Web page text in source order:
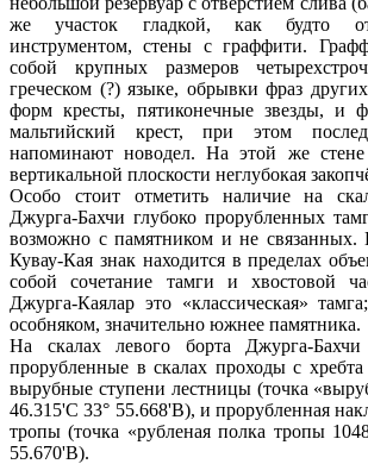
же участок гладкой, как будто
инструментом, стены с граффити.
собой крупных размеров
греческом (?) языке, обрывки фраз
форм кресты, пятиконечные звезды, и
мальтийский крест, при этом
напоминают новодел. На этой же стене
вертикальной плоскости неглубокая
Особо стоит отметить наличие на
Джурга-Бахчи глубоко прорубленных
возможно с памятником и не связанных.
Кувау-Кая знак находится в пределах
собой сочетание тамги и хвостовой
Джурга-Каялар это «классическая»
особняком, значительно южнее памятника.
На скалах левого борта Джурга-
прорубленные в скалах проходы с
вырубные ступени лестницы (точка
46.315'С 33° 55.668'В), и прорубленная
тропы (точка «рубленая полка тропы
55.670'В).